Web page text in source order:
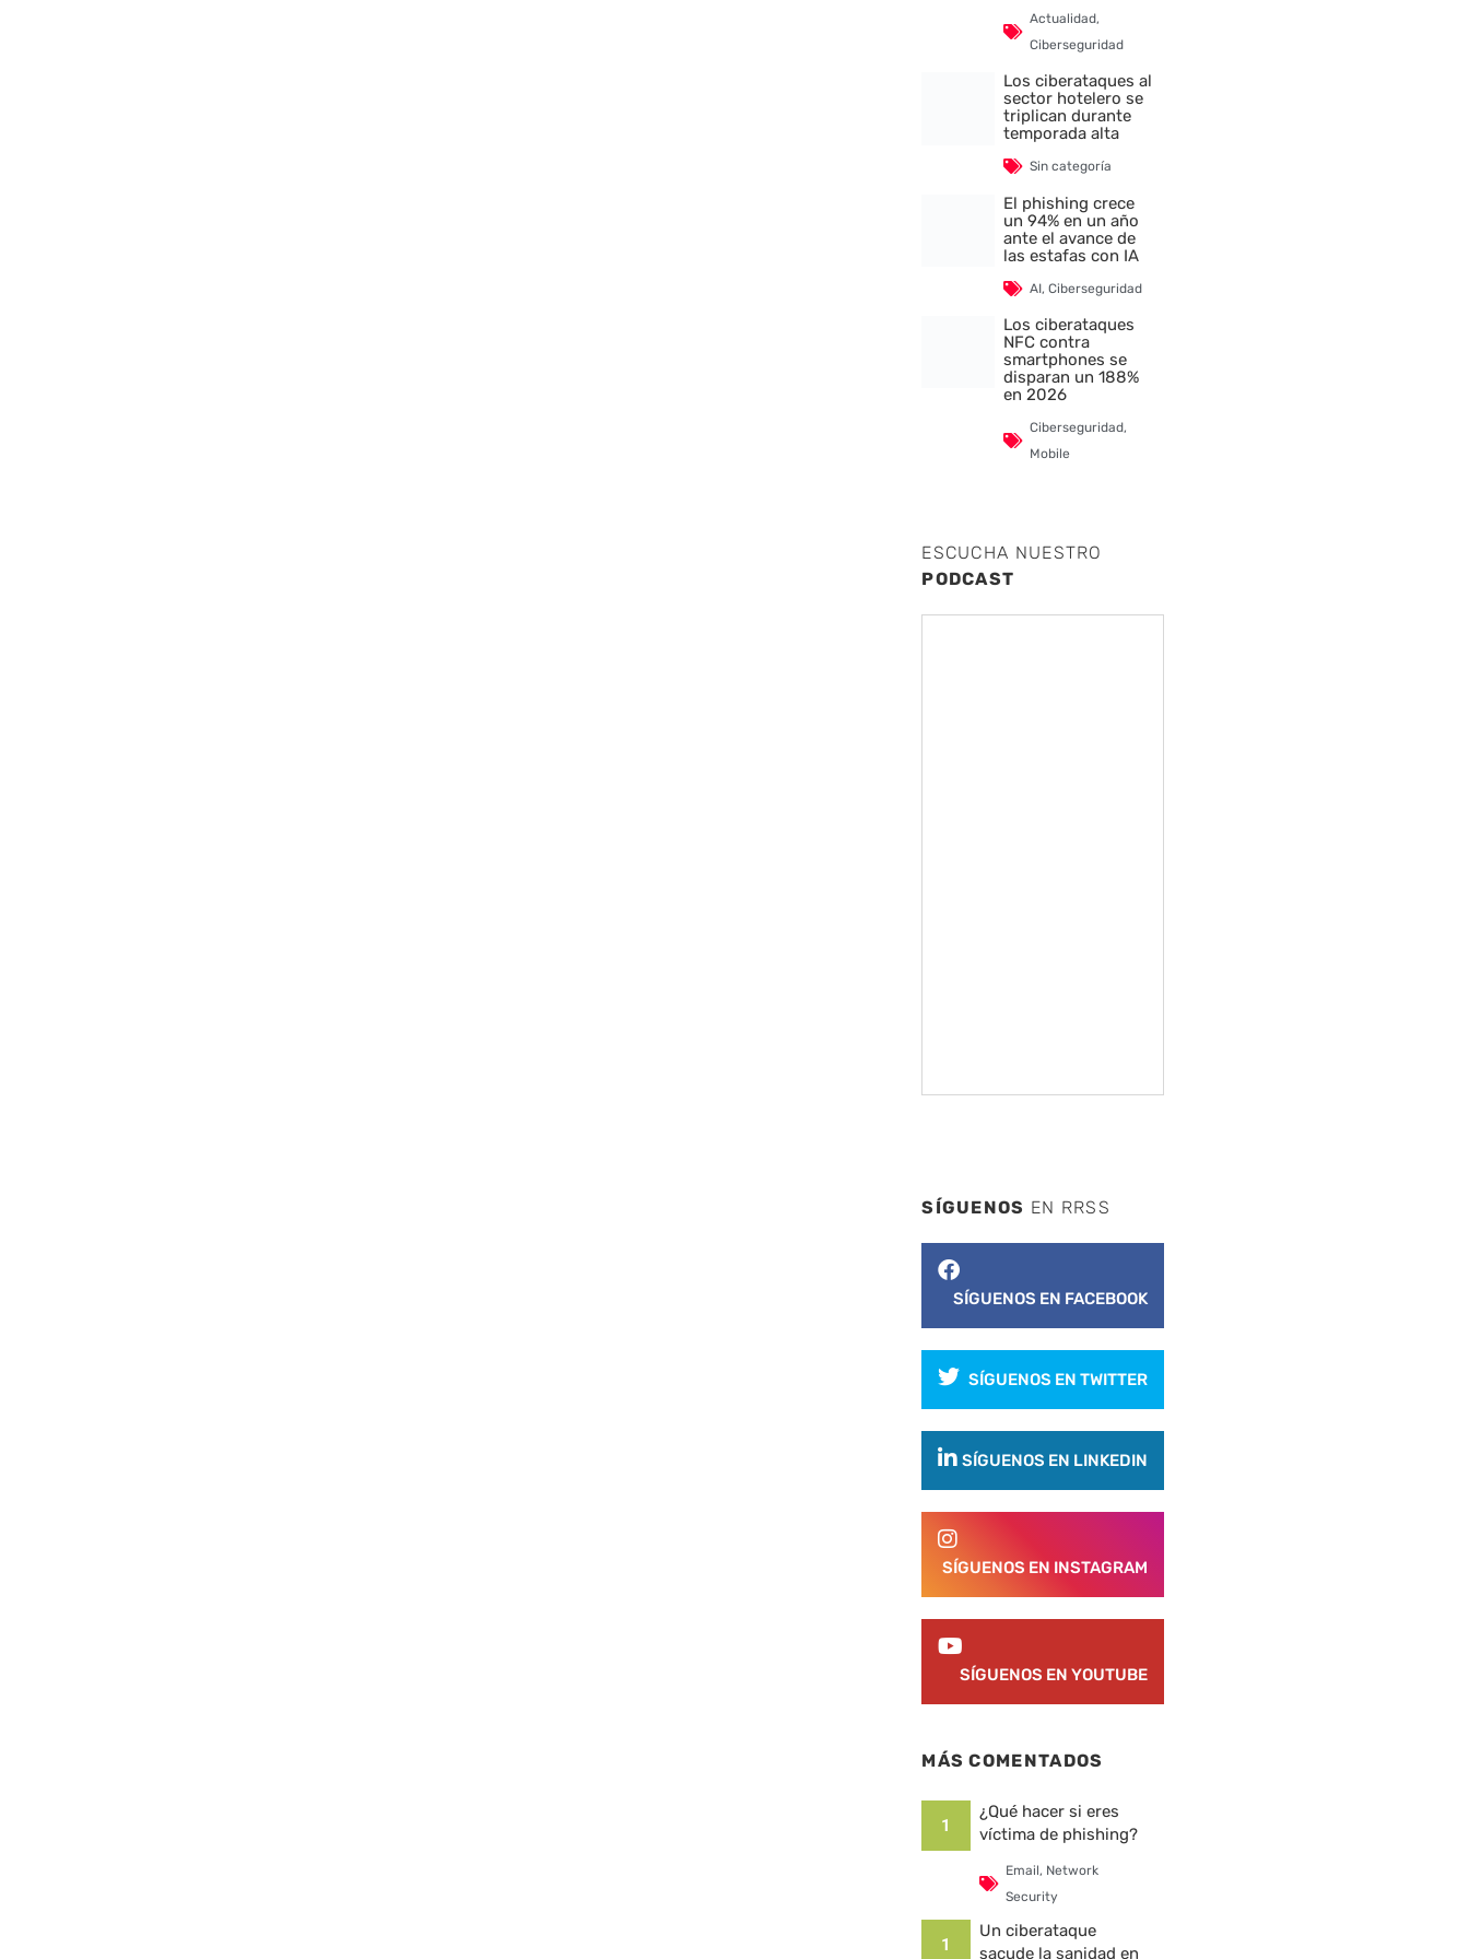
Actualidad,
Ciberseguridad
Los ciberataques al
sector hotelero se
triplican durante
temporada alta
Sin categoría
El phishing crece
un 94% en un año
ante el avance de
las estafas con IA
AI, Ciberseguridad
Los ciberataques
NFC contra
smartphones se
disparan un 188%
en 2026
Ciberseguridad,
Mobile
ESCUCHA NUESTRO
PODCAST
SÍGUENOS EN RRSS
SÍGUENOS EN FACEBOOK
SÍGUENOS EN TWITTER
SÍGUENOS EN LINKEDIN
SÍGUENOS EN INSTAGRAM
SÍGUENOS EN YOUTUBE
MÁS COMENTADOS
1
¿Qué hacer si eres
víctima de phishing?
Email, Network
Security
1
Un ciberataque
sacude la sanidad en